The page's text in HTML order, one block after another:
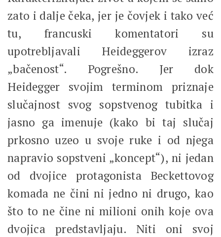
zato i dalje čeka, jer je čovjek i tako već
tu, francuski komentatori su
upotrebljavali Heideggerov izraz
„bačenost“. Pogrešno. Jer dok
Heidegger svojim terminom priznaje
slučajnost svog sopstvenog tubitka i
jasno ga imenuje (kako bi taj slučaj
prkosno uzeo u svoje ruke i od njega
napravio sopstveni „koncept“), ni jedan
od dvojice protagonista Beckettovog
komada ne čini ni jedno ni drugo, kao
što to ne čine ni milioni onih koje ova
dvojica predstavljaju. Niti oni svoj